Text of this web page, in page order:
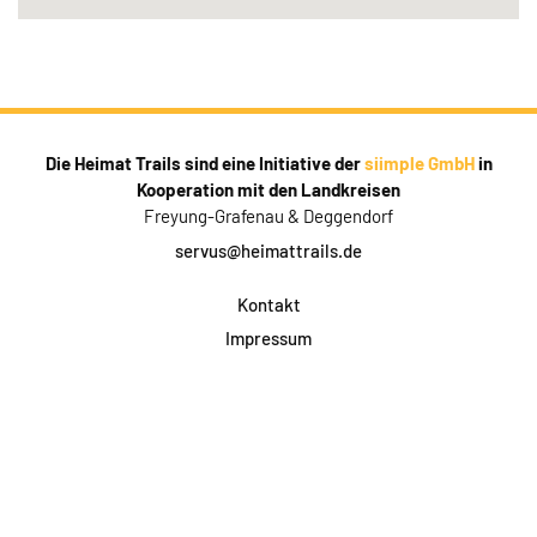
Die Heimat Trails sind eine Initiative dersiimple GmbHin
Kooperation mit den Landkreisen
Freyung-Grafenau & Deggendorf
servus@heimattrails.de
Kontakt
Impressum